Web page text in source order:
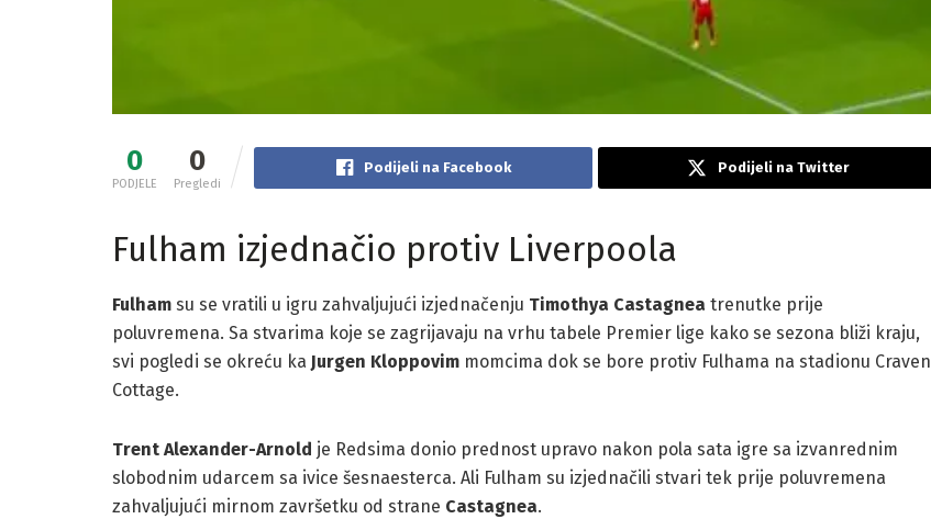
0
PODJELE
0
Pregledi
Podijeli na Facebook Podijeli na Twitter
Fulham izjednačio protiv Liverpoola
Fulham su se vratili u igru zahvaljujući izjednačenju Timothya Castagnea trenutke prije
poluvremena. Sa stvarima koje se zagrijavaju na vrhu tabele Premier lige kako se sezona bliži kraju,
svi pogledi se okreću ka Jurgen Kloppovim momcima dok se bore protiv Fulhama na stadionu Craven
Cottage.
Trent Alexander-Arnold je Redsima donio prednost upravo nakon pola sata igre sa izvanrednim
slobodnim udarcem sa ivice šesnaesterca. Ali Fulham su izjednačili stvari tek prije poluvremena
zahvaljujući mirnom završetku od strane Castagnea.